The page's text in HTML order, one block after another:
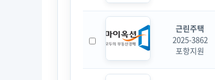
근린주택
2025-3862
포항지원